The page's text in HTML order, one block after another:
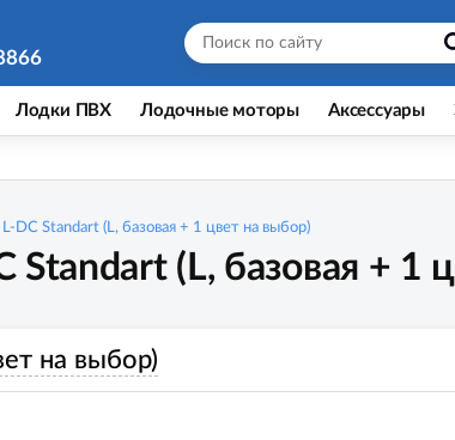
Лодки ПВХ Лодочные моторы Аксессуары
DC Standart (L, базовая + 1 цвет на выбор)
Standart (L, базовая + 1
на выбор)